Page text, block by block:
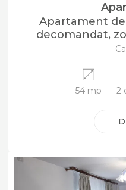
Apartament de
decomandat,
54 mp 2